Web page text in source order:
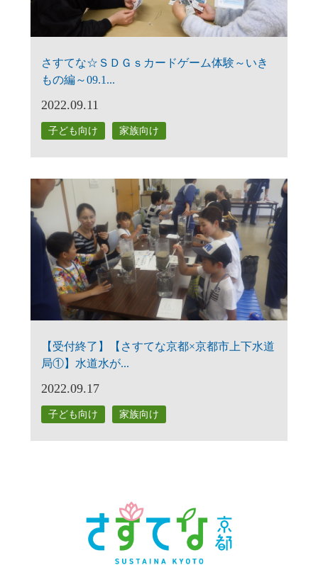
さすてな☆ＳＤＧｓカードゲーム体験～いき
もの編～09.1...
2022.09.11
子ども向け 家族向け
【受付終了】【さすてな京都×京都市上下水道
局①】水道水が...
2022.09.17
子ども向け 家族向け